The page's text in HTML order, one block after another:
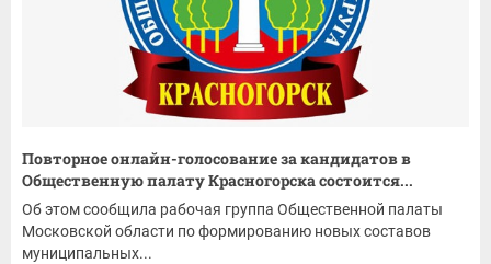
Повторное онлайн-голосование за кандидатов в
Общественную палату Красногорска состоится...
Об этом сообщила рабочая группа Общественной палаты
Московской области по формированию новых составов
муниципальных...